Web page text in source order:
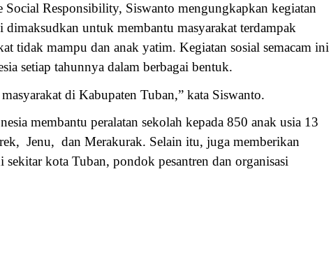
Social Responsibility, Siswanto mengungkapkan kegiatan
dimaksudkan untuk membantu masyarakat terdampak
tidak mampu dan anak yatim. Kegiatan sosial semacam ini
setiap tahunnya dalam berbagai bentuk.
di Kabupaten Tuban,” kata Siswanto.
membantu peralatan sekolah kepada 850 anak usia 13
Jenu, dan Merakurak. Selain itu, juga memberikan
kota Tuban, pondok pesantren dan organisasi